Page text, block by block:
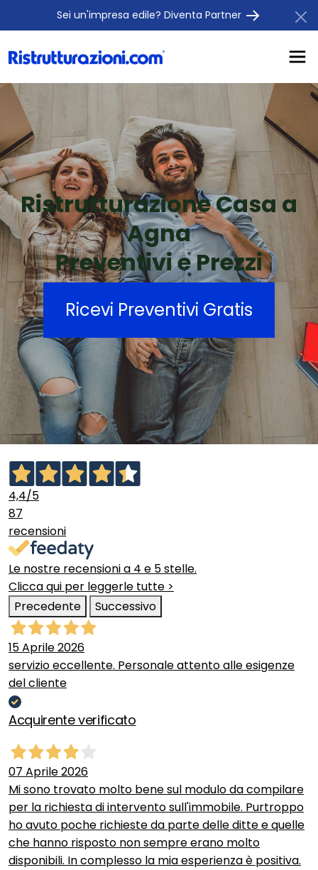
Sei un'impresa edile? Diventa Partner
Ristrutturazione Casa a
Agna
Preventivi e Prezzi
Ricevi Preventivi Gratis
4,4/5
87
recensioni
Le nostre recensioni a 4 e 5 stelle.
Clicca qui per leggerle tutte >
Precedente
Successivo
15 Aprile 2026
servizio eccellente. Personale attento alle esigenze
del cliente
Acquirente verificato
07 Aprile 2026
Mi sono trovato molto bene sul modulo da compilare
per la richiesta di intervento sull'immobile. Purtroppo
ho avuto poche richieste da parte delle ditte e quelle
che hanno risposto non sempre erano molto
disponibili. In complesso la mia esperienza è positiva.